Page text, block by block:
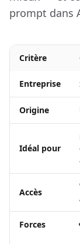
prompt dans
Critère
Entreprise
Origine
Idéal pour
Accès
Forces